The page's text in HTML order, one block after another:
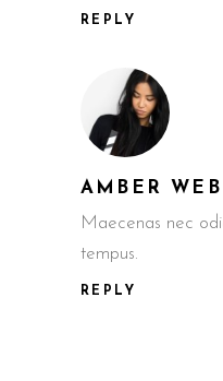
REPLY
AMBER
Maecenas nec
tempus.
REPLY